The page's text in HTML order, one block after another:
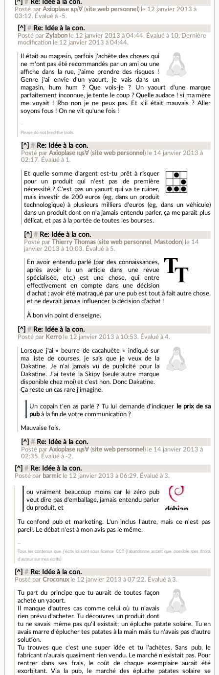
[^] # Re: Idée à la con.
Posté par Axioplase ıɥs∀(site web personnel ) le 12 janvier 2013 à
03:12. Évalué à -5.
[^] # Re: Idée à la con.
Posté parZylabon le 12 janvier 2013 à 04:44. Évalué à 10. Dernière
modification le 12 janvier 2013 à 04:44.
Il était au magasin, parfois j'achète des choses qui
ne m'ont pas été recommandés par un ami ou une
affiche dans la rue, j'aime prendre des risques !
Genre j'ai envie d'un yaourt, je vais dans un
magasin, hum hum ? Que vois-je ? Un yaourt d'une marque
parfaitement inconnue, je tente le coup ? Quelle audace ! si ma mère
me voyait ! Rho non je ne peux pas. Et s'il était mauvais ? Aller
soyons fous ! On ne vit qu'une fois !
Please do not feed the trolls
[^] # Re: Idée à la con.
Posté par Axioplase ıɥs∀(site web personnel ) le 14 janvier 2013 à
02:17. Évalué à 1 .
Et quelle somme d'argent est-tu prêt à risquer
pour un produit qui n'est pas de première
nécessité ? C'est pas un yaourt qui va te ruiner,
mais investir de 200 euros (eg, dans un produit
technologique) à plusieurs milliers d'euros (eg, dans un véhicule)
dans un produit dont on n'a jamais entendu parler, ça me paraît plus
délicat, et pas à la portée de toutes les bourses.
[^] # Re: Idée à la con.
Posté par Thierry Thomas(site web personnel , Mastodon) le 14
janvier 2013 à 10:03. Évalué à 5.
En avoir entendu parlé (par des connaissances,
après avoir lu un article dans une revue
spécialisée, etc.) est une chose, qui entre
effectivement en compte dans une décision
d'achat ; avoir été matraqué par une pub est tout à fait autre chose,
et ne devrait jamais influencer la décision d'achat !
À bon vin point d'enseigne.
[^] # Re: Idée à la con.
Posté par Kerro le 12 janvier 2013 à 10:53. Évalué à4.
Lorsque j'ai « beurre de cacahuète » indiqué sur
ma liste de courses, je sais que je veux de la
Dakatine. Je n'ai jamais vu de publicité pour la
Dakatine. J'ai testé la Skipy (seule autre marque
disponible chez moi) et c'est non. Donc Dakatine.
Ça reste un cas rare j'imagine.
Un copain t'en as parlé ? Tu lui demande d'indiquer
le prix de sa
pubà la fin de votre communication ?
Mauvaise fois.
[^] # Re: Idée à la con.
Posté par Axioplase ıɥs∀(site web personnel ) le 14 janvier 2013 à
02:35. Évalué à -2.
[^] # Re: Idée à la con.
Posté par barmic le 12 janvier 2013 à 06:29. Évalué à 3.
ou vraiment beaucoup moins car le zéro pub
veut dire pas d'emballage, jamais entendu parler
du produit, et
Tu confond pub et marketing. L'un inclus l'autre, mais ce n'est pas
pareil. Le débat n'est à mon avis pas le même.
Tous les contenus que j'écris ici sont sous licence CC0 (j'abandonne autant que possible mes droits
d'auteur sur mes écrits)
[^] # Re: Idée à la con.
Posté par Croconux le 12 janvier 2013 à 07:22. Évalué à 3.
Tu part du principe que tu aurait de toutes façon
acheté un yaourt.
Il manque d'autres cas comme celui où tu n'avais
rien prévu d'acheter. Tu découvres un produit dont
tu ne savais même pas qu'il existait: un épluche patate solaire. Tu en
avais marre d'éplucher tes patates à la main mais tu n'avais pas d'autre
solution.
Tu trouves que c'est une super idée et tu l'achètes. Sans pub, le
fabricant n'aurais quasiment rien vendu. Le marché n'existait pas. Pour
rentrer dans ses frais, le coût de chaque exemplaire aurait été
exorbitant. Via la pub, le marché des épluche patates solaire se